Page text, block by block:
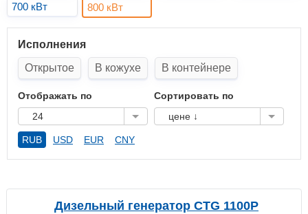
700 кВт
800 кВт
Исполнения
Открытое
В кожухе В контейнере
Отображать по
24
Сортировать по
цене ↓
RUB USD EUR CNY
Дизельный генератор CTG 1100P